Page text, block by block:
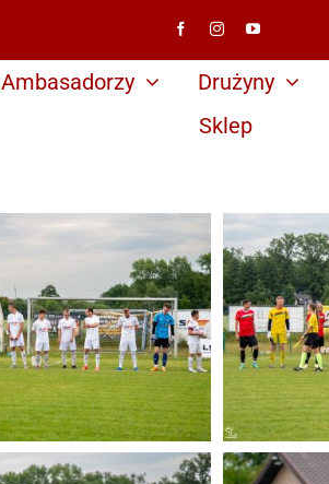
Ambasadorzy Drużyny
Sklep